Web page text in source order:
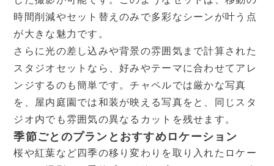
時間削減やセット替えのみで多彩なシーンが叶う点
が大きな魅力です。
さらに光の差し込みや背景の雰囲気まで計算された
スタジオセットなら、好みやテーマに合わせてアレ
ンジするのも簡単です。チャペルでは厳かな写真
を、屋内庭園では和装が映える写真をと、同じスタ
ジオ内でも雰囲気の異なるカットを残せます。
季節ごとのプランとおすすめロケーション
桜や紅葉など四季の移り変わりを取り入れたロケー